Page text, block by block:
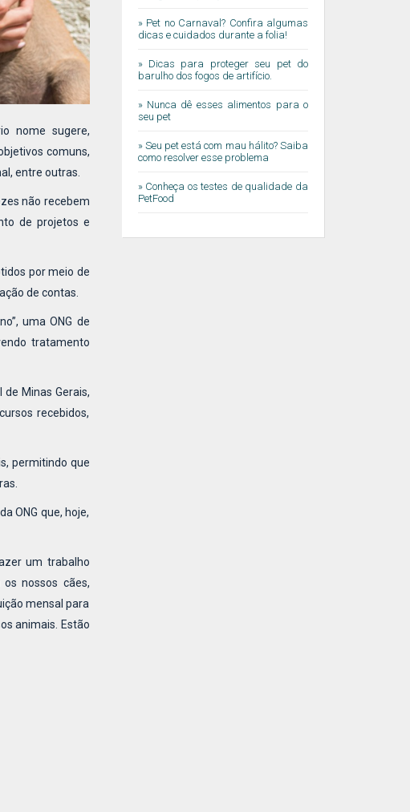
nome sugere,
comuns,
entre outras.
não recebem
de projetos e
por meio de
de contas.
uma ONG de
tratamento
Minas Gerais,
recebidos,
permitindo que
ONG que, hoje,
um trabalho
nossos cães,
mensal para
animais. Estão
» Pet no Carnaval? Confira algumas
dicas e cuidados durante a folia!
» Dicas para proteger seu pet do
barulho dos fogos de artifício.
» Nunca dê esses alimentos para o
seu pet
» Seu pet está com mau hálito? Saiba
como resolver esse problema
» Conheça os testes de qualidade da
PetFood